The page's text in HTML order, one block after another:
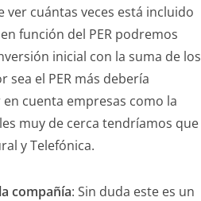
ver cuántas veces está incluido
función del PER podremos
inicial con la suma de los
sea el PER más debería
cuenta empresas como la
muy de cerca tendríamos que
y Telefónica.
compañía: Sin duda este es un